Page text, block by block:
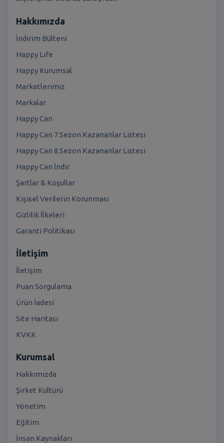
Hakkımızda
İndirim Bülteni
Happy Life
Happy Kurumsal
Marketlerimiz
Markalar
Happy Can
Happy Can 7.Sezon Kazananlar Listesi
Happy Can 8.Sezon Kazananlar Listesi
Happy Can İndir
Şartlar & Koşullar
Kişisel Verilerin Korunması
Gizlilik İlkeleri
Garanti Politikası
İletişim
İletişim
Puan Sorgulama
Ürün İadesi
Site Haritası
KVKK
Kurumsal
Hakkımızda
Şirket Kültürü
Yönetim
Eğitim
İnsan Kaynakları